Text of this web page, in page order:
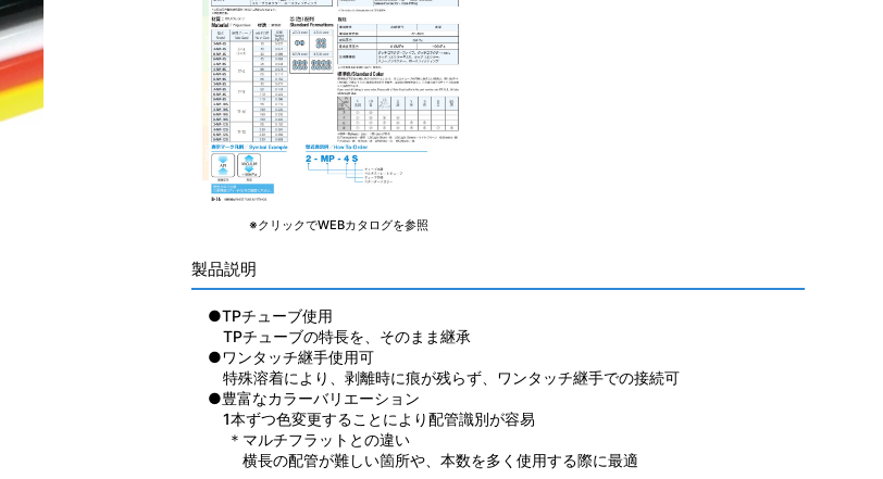
※クリックでWEBカタログを参照
製品説明
●TPチューブ使用
TPチューブの特長を、そのまま継承
●ワンタッチ継手使用可
特殊溶着により、剥離時に痕が残らず、ワンタッチ継手での接続可
●豊富なカラーバリエーション
1本ずつ色変更することにより配管識別が容易
＊マルチフラットとの違い
横長の配管が難しい箇所や、本数を多く使用する際に最適